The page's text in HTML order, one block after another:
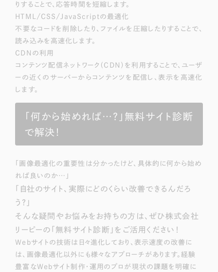
りすることで、応答時間を短縮します。
HTML/CSS/JavaScriptの最適化
不要なコードを削除したり、ファイルを圧縮したりすることで、
読み込みを高速化します。
CDNの利用
コンテンツ配信ネットワーク（CDN）を利用することで、ユーザ
ーの近くのサーバーからコンテンツを配信し、表示を高速化
します。
「何から始めれば…？」無料サイト診断
で解決！
「画像最適化の重要性は分かったけど、具体的に何から始め
れば良いのか…」
「自社のサイト、実際にどのくらい改善できるんだろ
う？」
そんな疑問やお悩みをお持ちの方は、ぜひ株式会社
リーピーの「無料サイト診断」をご活用ください！
Webサイトの技術は日々進化しており、表示速度の改善に
は、画像最適化以外にも様々なアプローチがあります。経験
豊富なWebサイト制作・運用のプロが現状の課題を明確に